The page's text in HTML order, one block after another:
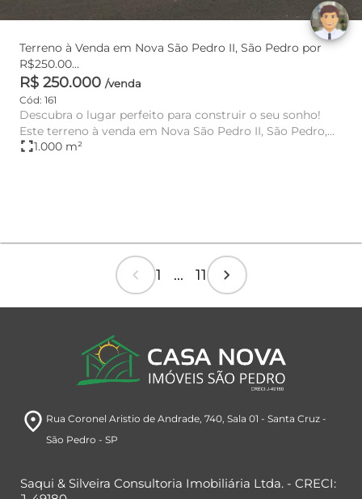
Terreno à Venda em Nova São Pedro II, São Pedro por
R$250.00...
R$ 250.000 /venda
Cód: 161
Descubra o lugar perfeito para construir o seu sonho!
Este terreno à venda em Nova São Pedro II, São Pedro,
oferece a o...
fullscreen1.000 m²
chevron_left 1 ... 11 chevron_right
room Rua Coronel Aristio de Andrade, 740, Sala 01 - Santa Cruz-
São Pedro - SP
Saqui & Silveira Consultoria Imobiliária Ltda. - CRECI: